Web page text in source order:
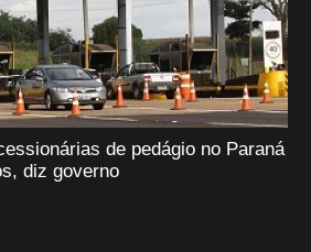
de pedágio no Paraná
diz governo